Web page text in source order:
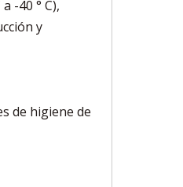
-40 ° C),
y
de higiene de